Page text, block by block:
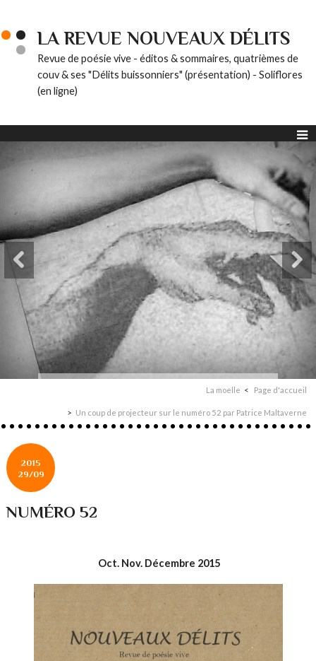
LA REVUE NOUVEAUX DÉLITS
Revue de poésie vive - éditos & sommaires, quatrièmes de
couv & ses "Délits buissonniers" (présentation) - Soliflores
(en ligne)
La moelle Page d'accueil
Un coup de projecteur sur le numéro 52 par Patrice Maltaverne
2015
29/09
NUMÉRO 52
Oct. Nov. Décembre 2015